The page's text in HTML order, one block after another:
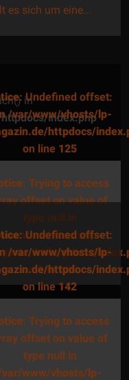
keine...
in
index.php
: Undefined offset:
/var/www/vhosts/lp-
httpdocs/
on line 125
: Trying to access
offset on value of
type null in
www/vhosts/lp-
httpdocs/
on line125
: Undefined offset:
/var/www/vhosts/lp-
httpdocs/
on line 142
: Trying to access
offset on value of
type null in
www/vhosts/lp-